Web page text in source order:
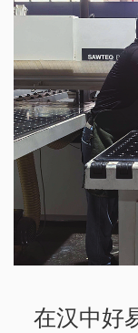
在汉中好